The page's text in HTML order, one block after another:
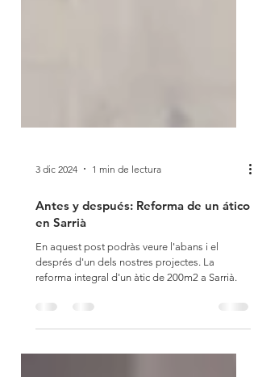
3 dic 2024
Antes y después: Reforma de un ático
en Sarrià
En aquest post podràs veure l'abans i el